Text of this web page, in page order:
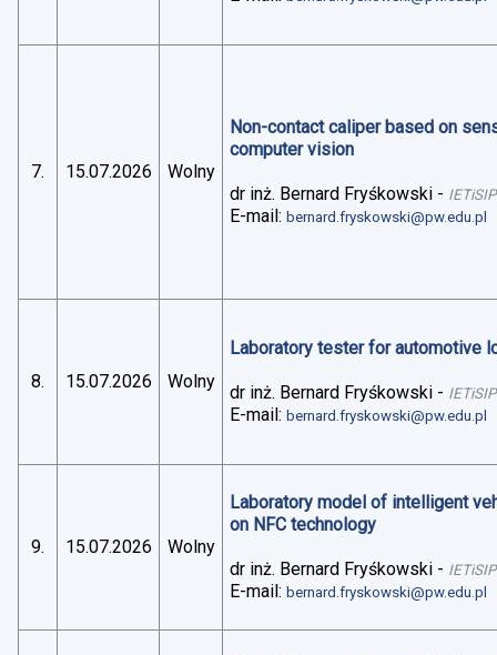
7. 15.07.2026 Wolny
Non-contact caliper based on
computer vision
dr inż. Bernard Fryśkowski - IETiSIP
E-mail:bernard.fryskowski@pw.edu.pl
8. 15.07.2026 Wolny
Laboratory tester for automotive
dr inż. Bernard Fryśkowski - IETiSIP
E-mail:bernard.fryskowski@pw.edu.pl
9. 15.07.2026 Wolny
Laboratory model of intelligent
on NFC technology
dr inż. Bernard Fryśkowski - IETiSIP
E-mail:bernard.fryskowski@pw.edu.pl